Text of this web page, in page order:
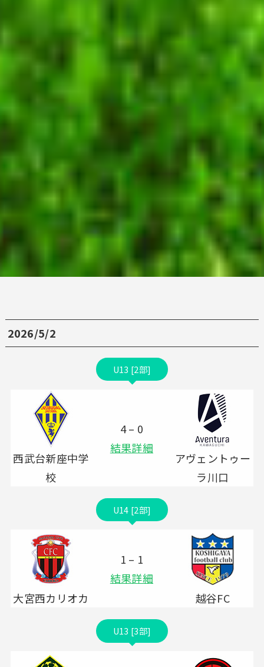
2026/5/2
U13 [2部]
西武台新座中学
校
4 – 0
結果詳細
アヴェントゥー
ラ川口
U14 [2部]
大宮西カリオカ
1 – 1
結果詳細
越谷FC
U13 [3部]